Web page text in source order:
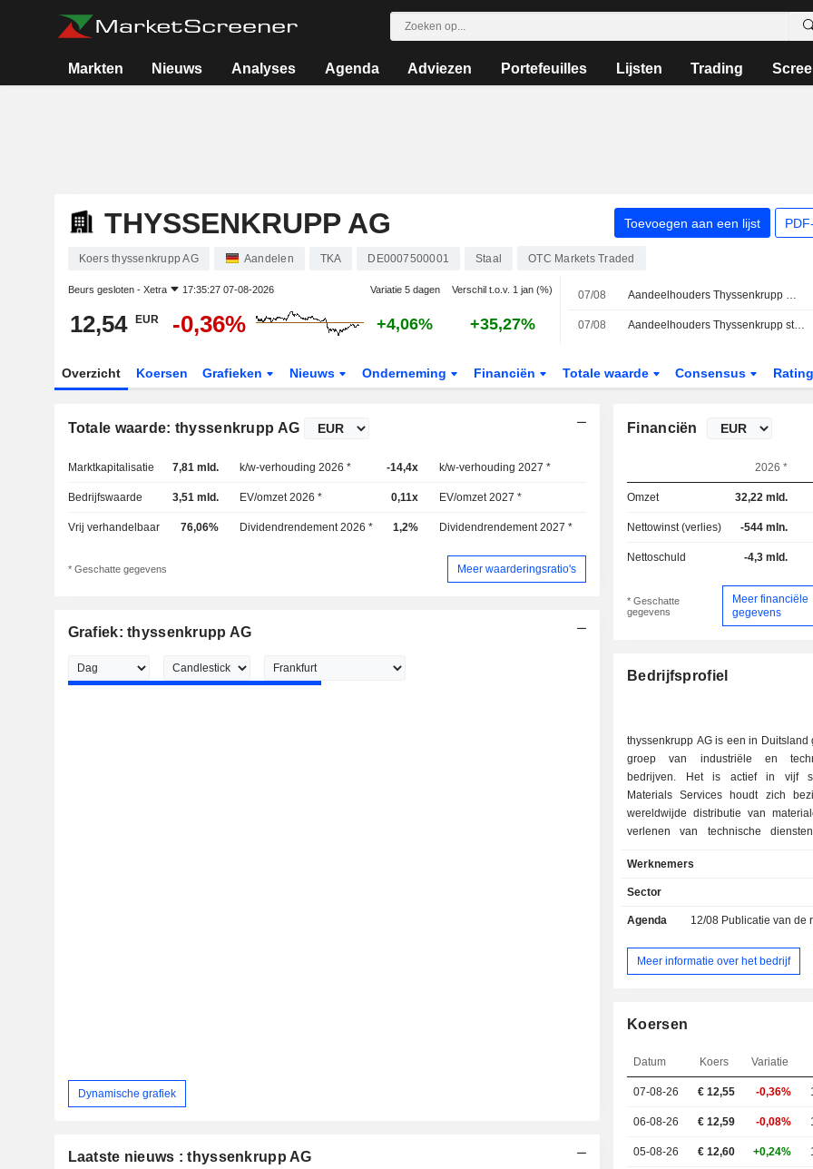
Markten Nieuws Analyses Agenda Adviezen Portefeuilles Lijsten Trading
THYSSENKRUPP AG Toevoegen aan een lijst
Koers thyssenkrupp AG Aandelen TKA DE0007500001 Staal OTC Markets Traded
Beurs gesloten - Xetra 17:35:27 07-08-2026 Variatie 5 dagen Verschil t.o.v. 1 jan (%)
12,54 EUR -0,36% +4,06% +35,27%
07/08 Aandeelhouders Thyssenkrupp maken weg vrij voor beursgang tk accelis
07/08 Aandeelhouders Thyssenkrupp stemmen in met geplande afsplitsing van handelstak in materialen
Overzicht Koersen Grafieken Nieuws Onderneming Financiën Totale waarde Consensus
Totale waarde: thyssenkrupp AG
Marktkapitalisatie 7,81 mld. k/w-verhouding 2026 * -14,4x k/w-verhouding 2027 *
Bedrijfswaarde 3,51 mld. EV/omzet 2026 * 0,11x EV/omzet 2027 *
Vrij verhandelbaar 76,06% Dividendrendement 2026 * 1,2% Dividendrendement 2027 *
* Geschatte gegevens Meer waarderingsratio's
Grafiek: thyssenkrupp AG
Dynamische grafiek
Laatste nieuws : thyssenkrupp AG
Financiën
2026 *
Omzet 32,22 mld.
Nettowinst (verlies) -544 mln.
Nettoschuld -4,3 mld.
* Geschatte
gegevens
Meer financiële
gegevens
Bedrijfsprofiel
thyssenkrupp AG is een in Duitsland
groep van industriële en
bedrijven. Het is actief in vijf
Materials Services houdt zich
wereldwijde distributie van
verlenen van technische
Components vervaardigt
componenten en
evenals draaikransen,
windenergie en bouwmachines;
Technology ontwikkelt en
geautomatiseerde
eersteklas activiteiten op het
koolstofstaal, van
onderdelen; Marine
oppervlaktescheepsbouw en op het
Werknemers
Sector
Agenda 12/08 Publicatie van de
Meer informatie over het bedrijf
Koersen
Datum Koers Variatie
07-08-26 € 12,55 -0,36%
06-08-26 € 12,59 -0,08%
05-08-26 € 12,60 +0,24%